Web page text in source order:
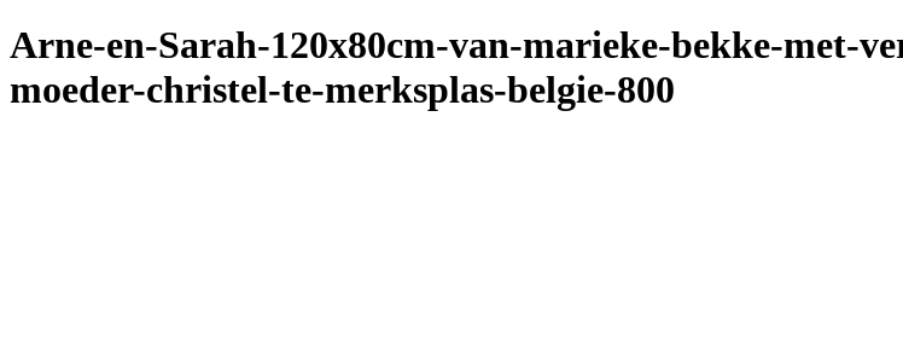
Arne-en-Sarah-120x80cm-van-marieke-bekke-met-
moeder-christel-te-merksplas-belgie-800